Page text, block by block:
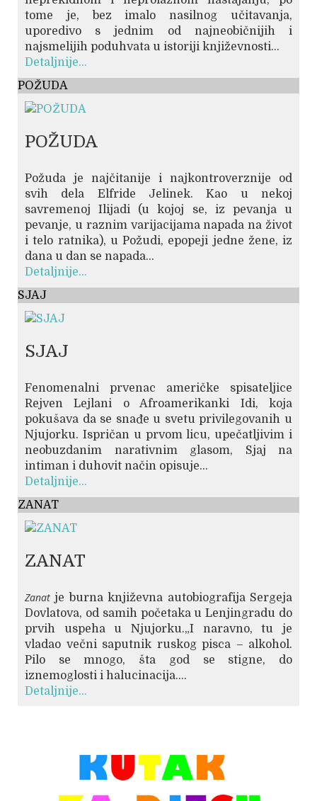
tome je, bez imalo nasilnog učitavanja,
uporedivo s jednim od najneobičnijih i
najsmelijih poduhvata u istoriji književnosti...
Detaljnije...
POŽUDA
POŽUDA
Požuda je najčitanije i najkontroverznije od
svih dela Elfride Jelinek. Kao u nekoj
savremenoj Ilijadi (u kojoj se, iz pevanja u
pevanje, u raznim varijacijama napada na život
i telo ratnika), u Požudi, epopeji jedne žene, iz
dana u dan se napada...
Detaljnije...
SJAJ
SJAJ
Fenomenalni prvenac američke spisateljice
Rejven Lejlani o Afroamerikanki Idi, koja
pokušava da se snađe u svetu privilegovanih u
Njujorku. Ispričan u prvom licu, upečatljivim i
neobuzdanim narativnim glasom, Sjaj na
intiman i duhovit način opisuje...
Detaljnije...
ZANAT
ZANAT
Zanat je burna književna autobiografija Sergeja
Dovlatova, od samih početaka u Lenjingradu do
prvih uspeha u Njujorku.„I naravno, tu je
vladao večni saputnik ruskog pisca – alkohol.
Pilo se mnogo, šta god se stigne, do
iznemoglosti i halucinacija....
Detaljnije...